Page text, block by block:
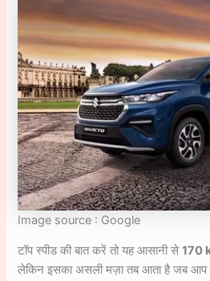
Image source : Google
टॉप स्पीड की बात करें तो यह आसानी से170
लेकिन इसका असली मज़ा तब आता है जब आप